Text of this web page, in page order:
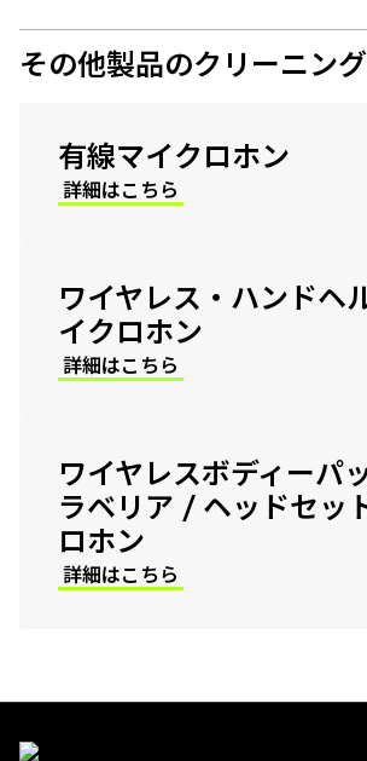
その他製品のクリーニン
有線マイクロホン
詳細はこちら
ワイヤレス・ハンドヘ
イクロホン
詳細はこちら
ワイヤレスボディーパ
ラベリア / ヘッドセッ
ロホン
詳細はこちら